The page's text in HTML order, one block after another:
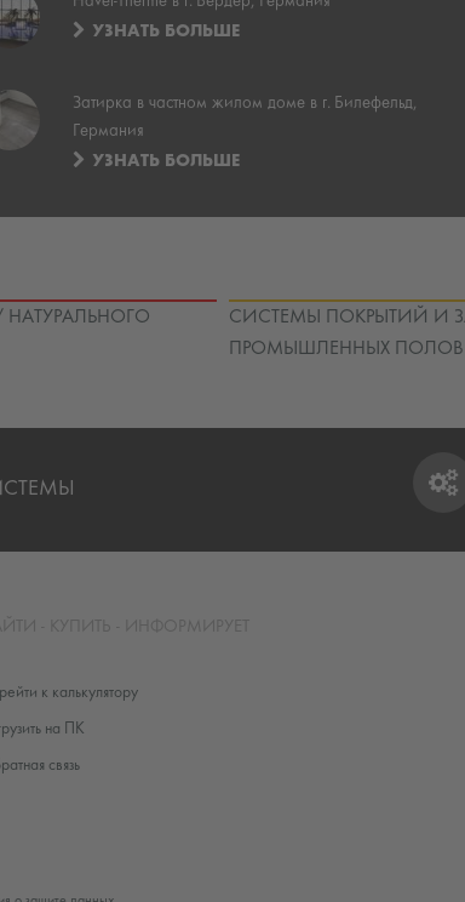
УЗНАТЬ БОЛЬШЕ
Затирка в частном жилом доме в г. Билефельд,
Германия
УЗНАТЬ БОЛЬШЕ
СИСТЕМЫ ПОКРЫТИЙ И
ПРОМЫШЛЕННЫХ ПОЛОВ
к калькулятору
на ПК
связь